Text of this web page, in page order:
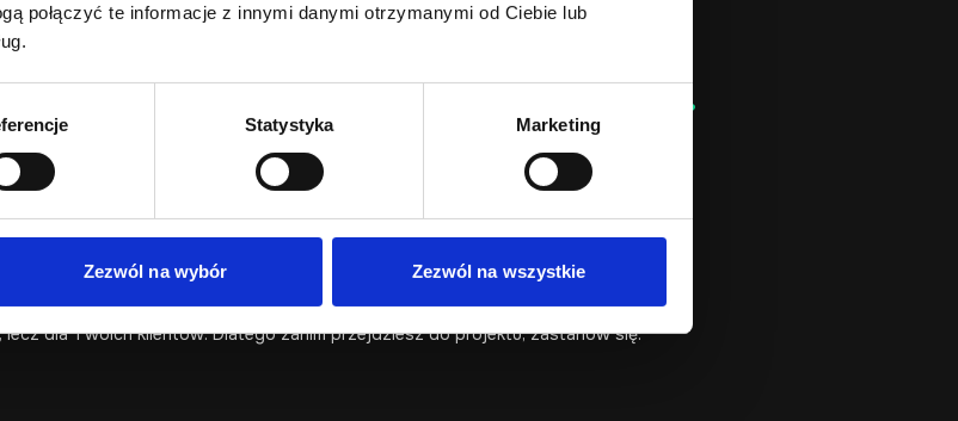
połączyć te informacje z innymi danymi otrzymanymi od Ciebie lub
Statystyka Marketing
Zezwól na wybór Zezwól na wszystkie
decyzji użytkownika.
sekcje ofertowe i treści bez chaosu komunikacyjnego.
jak skutecznie zaplanować stronę internetową, aby zwiększyć konwersję?
dla Twoich klientów. Dlatego zanim przejdziesz do projektu, zastanów się: